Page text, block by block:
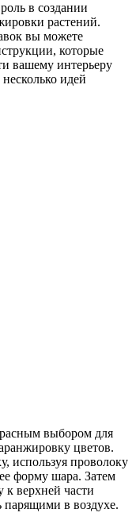
в создании
растений.
вы можете
которые
вашему интерьеру
идей
выбором для
цветов.
используя проволоку
форму шара. Затем
верхней части
парящими в воздухе.